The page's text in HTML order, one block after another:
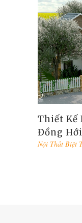
Thiết Kế
Đồng
Nội Thất Biệt